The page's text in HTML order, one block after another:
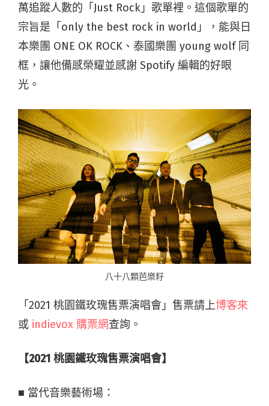
萬追蹤人數的「Just Rock」歌單裡。這個歌單的
宗旨是「only the best rock in world」，能與日
本樂團 ONE OK ROCK、泰國樂團 young wolf 同
框，讓他備感榮耀並感謝 Spotify 編輯的好眼
光。
八十八顆芭樂籽
「2021 桃園鐵玫瑰售票演唱會」售票請上博客來
或 indievox 購票網查詢。
【2021 桃園鐵玫瑰售票演唱會】
■ 當代音樂藝術場：